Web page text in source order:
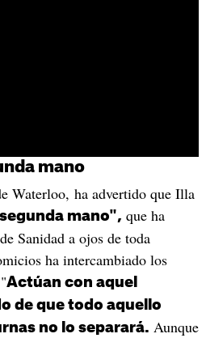
mano
Waterloo, ha advertido que Illa
mano", que ha
Sanidad a ojos de toda
ha intercambiado los
Actúan con aquel
de que todo aquello
no lo separará. Aunque